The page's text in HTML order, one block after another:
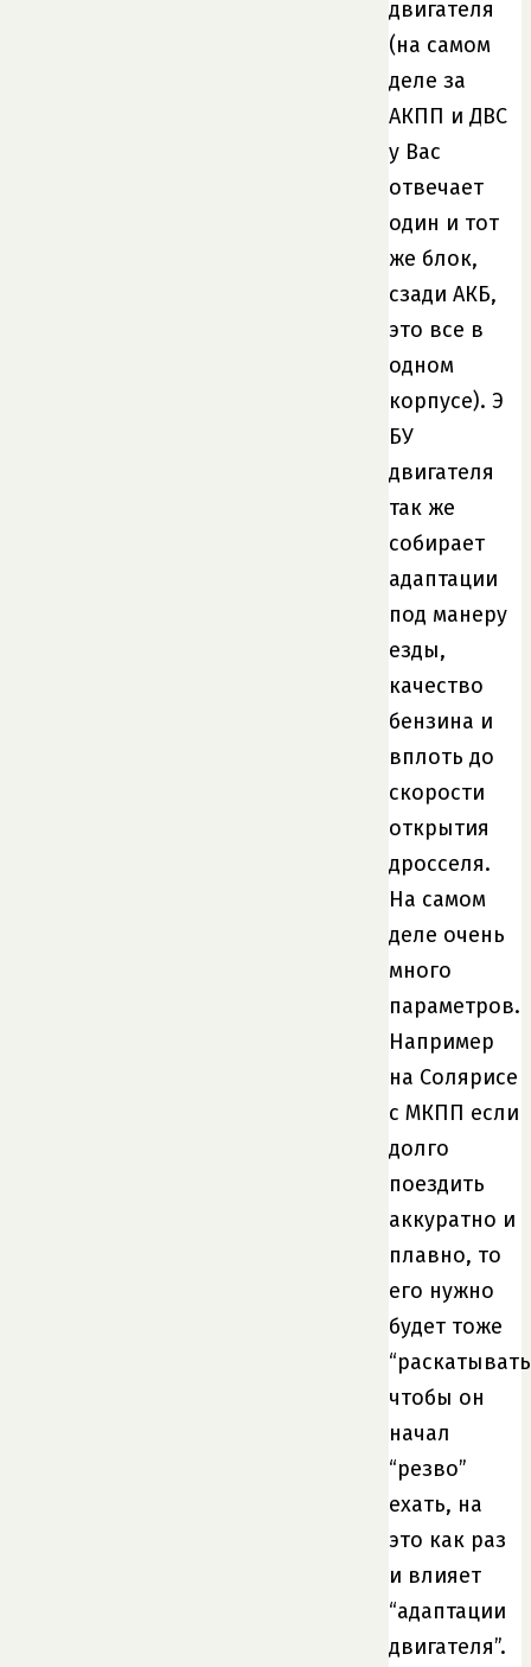
двигателя
(на самом
деле за
АКПП и ДВС
у Вас
отвечает
один и тот
же блок,
сзади АКБ,
это все в
одном
корпусе). Э
БУ
двигателя
так же
собирает
адаптации
под манеру
езды,
качество
бензина и
вплоть до
скорости
открытия
дросселя.
На самом
деле очень
много
параметров.
Например
на Солярисе
с МКПП если
долго
поездить
аккуратно и
плавно, то
его нужно
будет тоже
чтобы он
начал
“резво”
ехать, на
это как раз
и влияет
“адаптации
двигателя”.